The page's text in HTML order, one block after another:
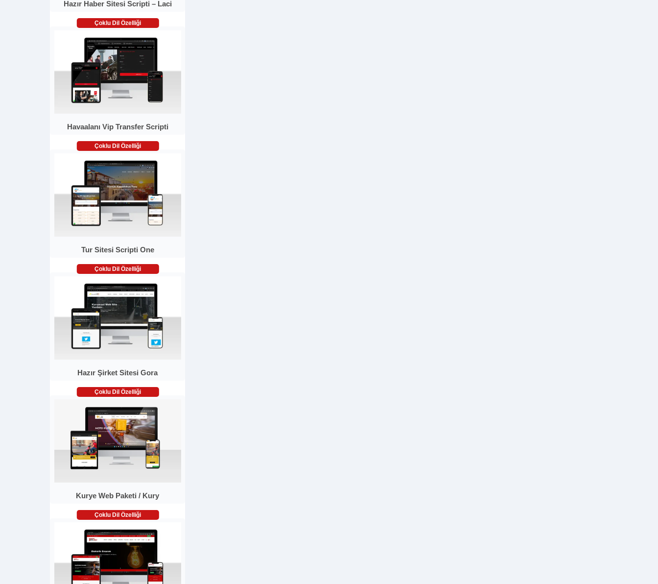
Hazır Haber Sitesi Scripti – Laci
Çoklu Dil Özelliği
Havaalanı Vip Transfer Scripti
Çoklu Dil Özelliği
Tur Sitesi Scripti One
Çoklu Dil Özelliği
Hazır Şirket Sitesi Gora
Çoklu Dil Özelliği
Kurye Web Paketi / Kury
Çoklu Dil Özelliği